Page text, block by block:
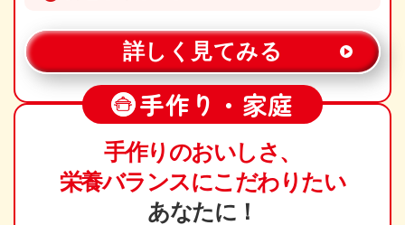
詳しく見てみる
手作り・家庭
手作りのおいしさ、
栄養バランスにこだわりたい
あなたに！